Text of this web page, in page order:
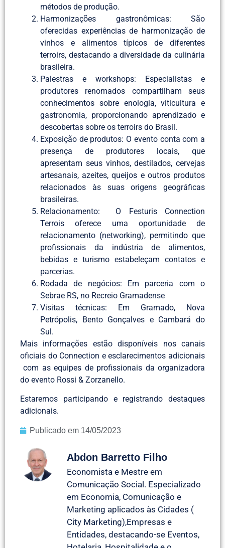
métodos de produção.
Harmonizações gastronômicas: São
oferecidas experiências de harmonização de
vinhos e alimentos típicos de diferentes
terroirs, destacando a diversidade da culinária
brasileira.
Palestras e workshops: Especialistas e
produtores renomados compartilham seus
conhecimentos sobre enologia, viticultura e
gastronomia, proporcionando aprendizado e
descobertas sobre os terroirs do Brasil.
Exposição de produtos: O evento conta com a
presença de produtores locais, que
apresentam seus vinhos, destilados, cervejas
artesanais, azeites, queijos e outros produtos
relacionados às suas origens geográficas
brasileiras.
Relacionamento: O Festuris Connection
Terrois oferece uma oportunidade de
relacionamento (networking), permitindo que
profissionais da indústria de alimentos,
bebidas e turismo estabeleçam contatos e
parcerias.
Rodada de negócios: Em parceria com o
Sebrae RS, no Recreio Gramadense
Visitas técnicas: Em Gramado, Nova
Petrópolis, Bento Gonçalves e Cambará do
Sul.
Mais informações estão disponíveis nos canais
oficiais do Connection e esclarecimentos adicionais
com as equipes de profissionais da organizadora
do evento Rossi & Zorzanello.
Estaremos participando e registrando destaques
adicionais.
Publicado em 14/05/2023
Abdon Barretto Filho
Economista e Mestre em
Comunicação Social. Especializado
em Economia, Comunicação e
Marketing aplicados às Cidades (
City Marketing),Empresas e
Entidades, destacando-se Eventos,